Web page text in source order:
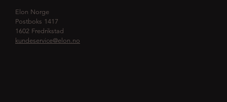
Elon Norge
Postboks 1417
1602 Fredrikstad
kundeservice@elon.no